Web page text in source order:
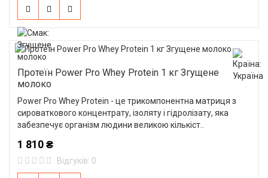
Протеїн Power Pro Whey Protein 1 кг Згущене
молоко
Power Pro Whey Protein - це трикомпонентна матриця з
сироваткового концентрату, ізоляту і гідролізату, яка
забезпечує організм людини великою кількіст..
1 810 ₴
Відгуків: 0